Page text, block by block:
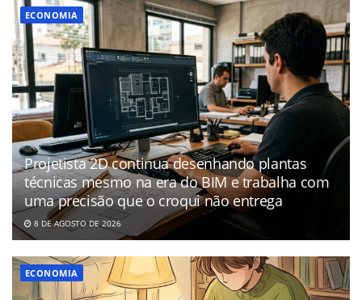
ECONOMIA
Projetista 2D continua desenhando plantas
técnicas mesmo na era do BIM e trabalha com
uma precisão que o croqui não entrega
8 DE AGOSTO DE 2026
ECONOMIA